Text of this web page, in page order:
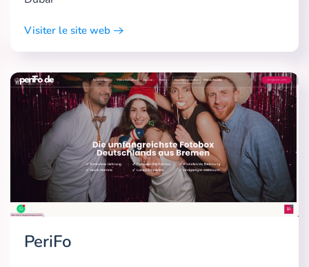
Visiter le site web
PeriFo